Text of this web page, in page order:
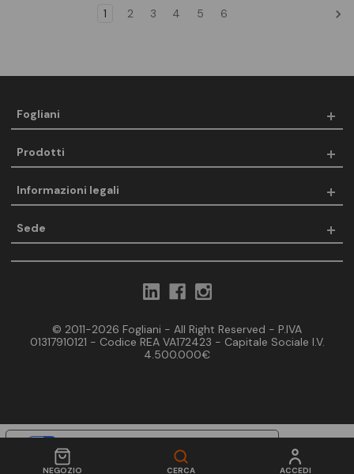
NEGOZIO CERCA ACCEDI
1 2 3 4 5 6
Fogliani
Prodotti
Informazioni legali
Sede
© 2011-2026 Fogliani - All Right Reserved - P.IVA
01317910121 - Codice REA VA172423 - Capitale Sociale I.V.
4.500.000€
Informativa sulla raccolta